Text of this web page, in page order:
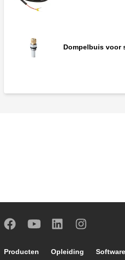
Dompelbuis voor
Footer main navigation
Producten Opleiding Software